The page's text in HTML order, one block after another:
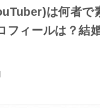
は何者で
フィールは？結